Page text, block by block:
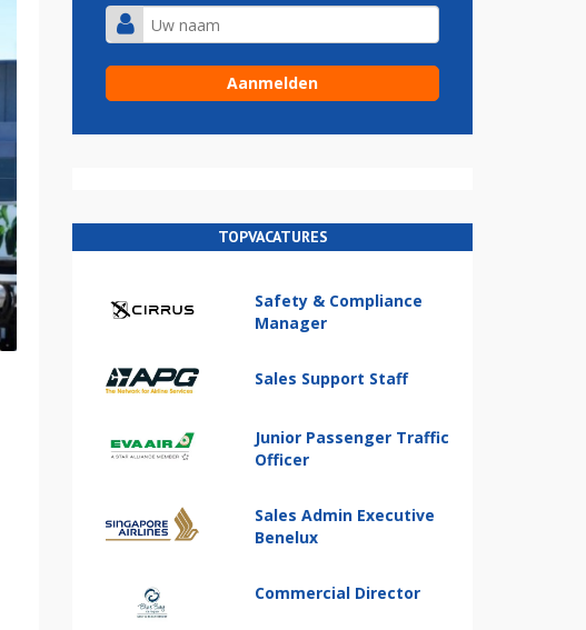
TOPVACATURES
Safety & Compliance
Manager
Sales Support Staff
Junior Passenger Traffic
Officer
Sales Admin Executive
Benelux
Commercial Director